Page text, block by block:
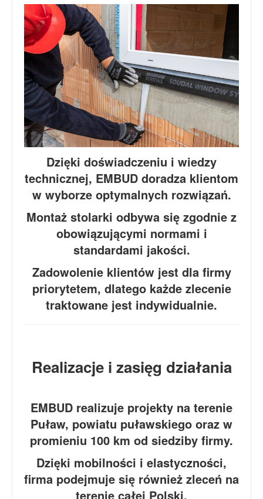
Dzięki doświadczeniu i wiedzy
technicznej, EMBUD doradza klientom
w wyborze optymalnych rozwiązań.
Montaż stolarki odbywa się zgodnie z
obowiązującymi normami i
standardami jakości.
Zadowolenie klientów jest dla firmy
priorytetem, dlatego każde zlecenie
traktowane jest indywidualnie.
Realizacje i zasięg działania
EMBUD realizuje projekty na terenie
Puław, powiatu puławskiego oraz w
promieniu 100 km od siedziby firmy.
Dzięki mobilności i elastyczności,
firma podejmuje się również zleceń na
terenie całej Polski.